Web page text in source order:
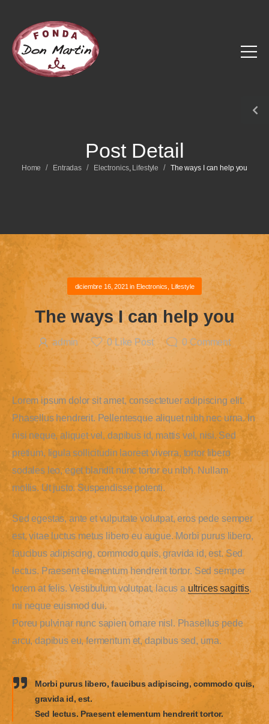
Post Detail
Home / Entradas / Electronics, Lifestyle / The ways I can help you
diciembre 16, 2021 in Electronics Lifestyle
The ways I can help you
admin 0Like Post 0Comment
Lorem ipsum dolor sit amet, consectetuer adipiscing elit.
Phasellus hendrerit. Pellentesque aliquet nibh nec urna. In
nisi neque, aliquet vel, dapibus id, mattis vel, nisi. Sed
pretium, ligula sollicitudin laoreet viverra, tortor libero
sodales leo, eget blandit nunc tortor eu nibh. Nullam
mollis. Ut justo. Suspendisse potenti.
Sed egestas, ante et vulputate volutpat, eros pede semper
est, vitae luctus metus libero eu augue. Morbi purus libero,
faucibus adipiscing, commodo quis, gravida id, est. Sed
lectus. Praesent elementum hendrerit tortor. Sed semper
lorem at felis. Vestibulum volutpat, lacus a ultrices sagittis,
mi neque euismod dui.
Poreu pulvinar nunc sapien ornare nisl. Phasellus pede
arcu, dapibus eu, fermentum et, dapibus sed, urna.
Morbi purus libero, faucibus adipiscing, commodo quis,
gravida id, est.
Sed lectus. Praesent elementum hendrerit tortor.